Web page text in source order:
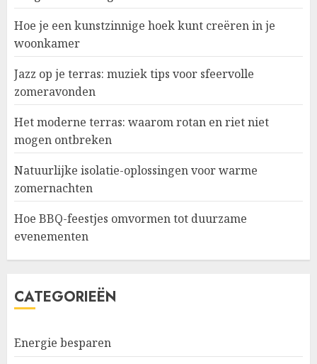
Hoe je een kunstzinnige hoek kunt creëren in je
woonkamer
Jazz op je terras: muziek tips voor sfeervolle
zomeravonden
Het moderne terras: waarom rotan en riet niet
mogen ontbreken
Natuurlijke isolatie-oplossingen voor warme
zomernachten
Hoe BBQ-feestjes omvormen tot duurzame
evenementen
CATEGORIEËN
Energie besparen